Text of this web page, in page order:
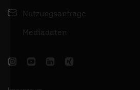
Nutzungsanfrage
Mediadaten